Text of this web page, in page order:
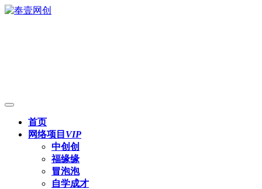
首页
网络项目 VIP
中创创
福缘缘
冒泡泡
自学成才